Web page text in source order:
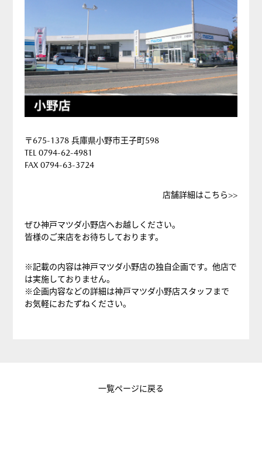
〒675-1378 兵庫県小野市王子町598
TEL 0794-62-4981
FAX 0794-63-3724
店舗詳細はこちら>>
ぜひ神戸マツダ小野店へお越しください。
皆様のご来店をお待ちしております。
※記載の内容は神戸マツダ小野店の独自企画です。他店で
は実施しておりません。
※企画内容などの詳細は神戸マツダ小野店スタッフまで
お気軽におたずねください。
一覧ページに戻る